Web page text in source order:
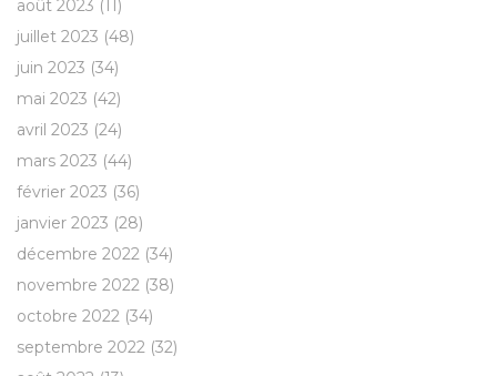
août 2023 (11)
juillet 2023 (48)
juin 2023 (34)
mai 2023 (42)
avril 2023 (24)
mars 2023 (44)
février 2023 (36)
janvier 2023 (28)
décembre 2022 (34)
novembre 2022 (38)
octobre 2022 (34)
septembre 2022 (32)